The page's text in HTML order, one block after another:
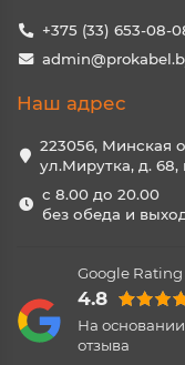
+375 (33) 653-08-
Наш адрес
223056, Минская
ул.Мирутка, д. 68,
с 8.00 до 20.00
без обеда и
Google Rating
4.8
На основании
отзыва